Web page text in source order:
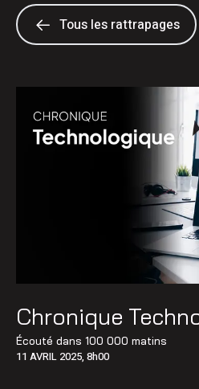
Tous les rattrapages
Chronique
Écouté dans 100 000 matins
11 AVRIL 2025, 8h00